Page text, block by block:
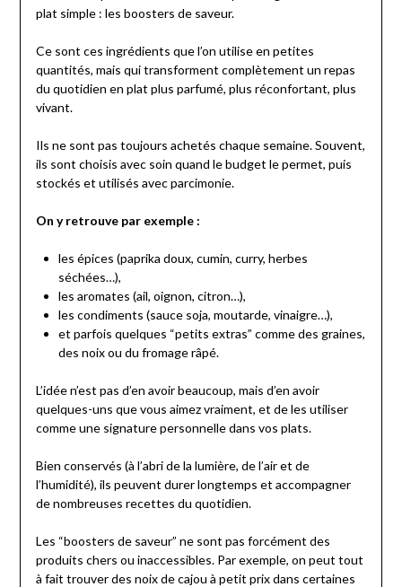
plat simple : les boosters de saveur.
Ce sont ces ingrédients que l’on utilise en petites
quantités, mais qui transforment complètement un repas
du quotidien en plat plus parfumé, plus réconfortant, plus
vivant.
Ils ne sont pas toujours achetés chaque semaine. Souvent,
ils sont choisis avec soin quand le budget le permet, puis
stockés et utilisés avec parcimonie.
On y retrouve par exemple :
les épices (paprika doux, cumin, curry, herbes
séchées…),
les aromates (ail, oignon, citron…),
les condiments (sauce soja, moutarde, vinaigre…),
et parfois quelques “petits extras” comme des graines,
des noix ou du fromage râpé.
L’idée n’est pas d’en avoir beaucoup, mais d’en avoir
quelques-uns que vous aimez vraiment, et de les utiliser
comme une signature personnelle dans vos plats.
Bien conservés (à l’abri de la lumière, de l’air et de
l’humidité), ils peuvent durer longtemps et accompagner
de nombreuses recettes du quotidien.
Les “boosters de saveur” ne sont pas forcément des
produits chers ou inaccessibles. Par exemple, on peut tout
à fait trouver des noix de cajou à petit prix dans certaines